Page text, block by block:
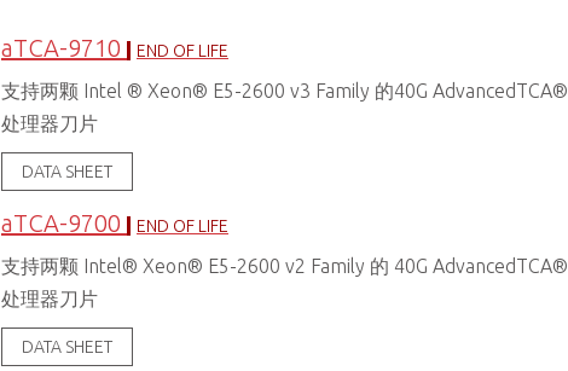
aTCA-9710 END OF LIFE
支持两颗 Intel ® Xeon® E5-2600 v3 Family 的40G AdvancedTCA®
处理器刀片
DATA SHEET
aTCA-9700 END OF LIFE
支持两颗 Intel® Xeon® E5-2600 v2 Family 的 40G AdvancedTCA®
处理器刀片
DATA SHEET